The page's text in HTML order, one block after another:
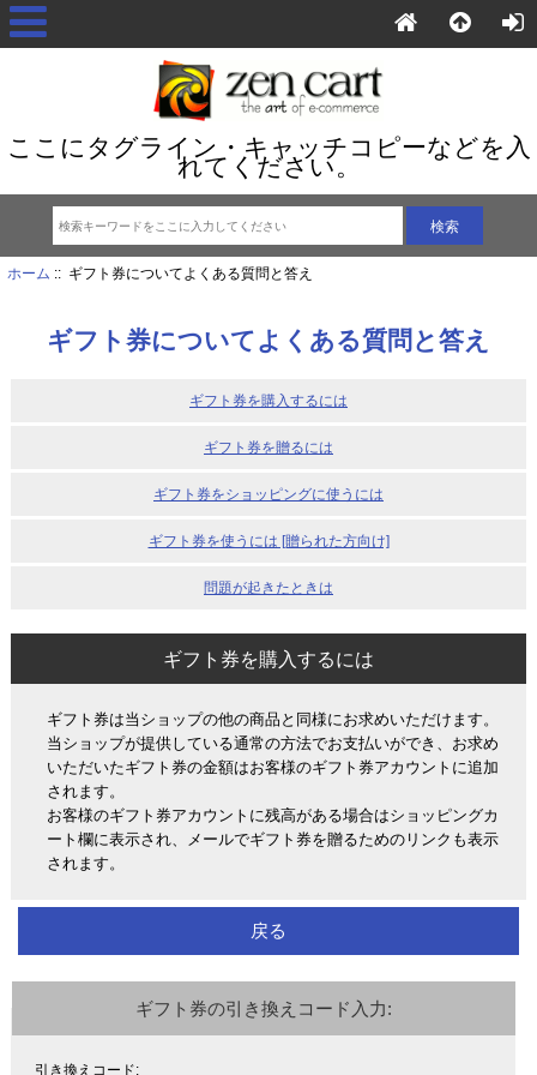
ここにタグライン・キャッチコピーなどを入
れてください。
ホーム :: ギフト券についてよくある質問と答え
ギフト券についてよくある質問と答え
ギフト券を購入するには
ギフト券を贈るには
ギフト券をショッピングに使うには
ギフト券を使うには [贈られた方向け]
問題が起きたときは
ギフト券を購入するには
ギフト券は当ショップの他の商品と同様にお求めいただけます。
当ショップが提供している通常の方法でお支払いができ、お求め
いただいたギフト券の金額はお客様のギフト券アカウントに追加
されます。
お客様のギフト券アカウントに残高がある場合はショッピングカ
ート欄に表示され、メールでギフト券を贈るためのリンクも表示
されます。
戻る
ギフト券の引き換えコード入力:
引き換えコード: